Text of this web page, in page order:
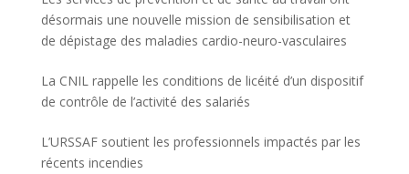
désormais une nouvelle mission de sensibilisation et
de dépistage des maladies cardio-neuro-vasculaires
La CNIL rappelle les conditions de licéité d’un dispositif
de contrôle de l’activité des salariés
L’URSSAF soutient les professionnels impactés par les
récents incendies